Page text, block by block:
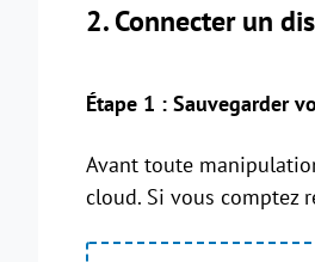
2. Connecter un
Étape 1 : Sauvegarder
Avant toute
cloud. Si vous comptez